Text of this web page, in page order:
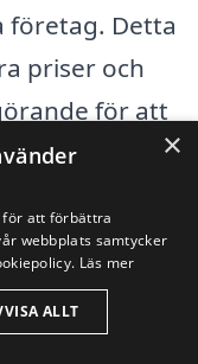
företag. Detta
priser och
för att
dina
följer
Genom
se vad
fatta ett
×
för att förbättra
webbplats samtycker
Läs mer
ALLT